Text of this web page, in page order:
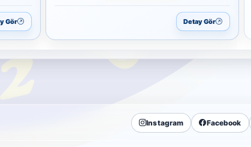
Gör Detay Gör
Instagram Facebook